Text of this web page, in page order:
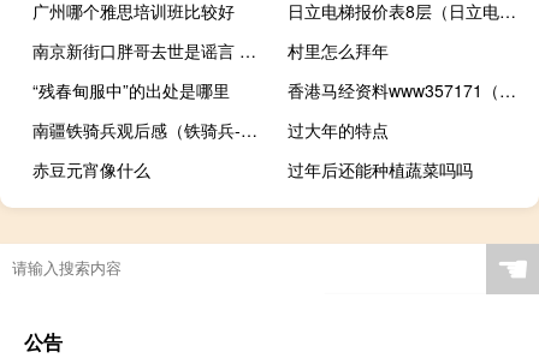
广州哪个雅思培训班比较好
日立电梯报价表8层（日立电梯报价表）
南京新街口胖哥去世是谣言 到底怎么一回事
村里怎么拜年
“残春甸服中”的出处是哪里
香港马经资料www357171（香港马经平特彩图05期）
南疆铁骑兵观后感（铁骑兵-杨朔作品简介）
过大年的特点
赤豆元宵像什么
过年后还能种植蔬菜吗吗
☚
公告